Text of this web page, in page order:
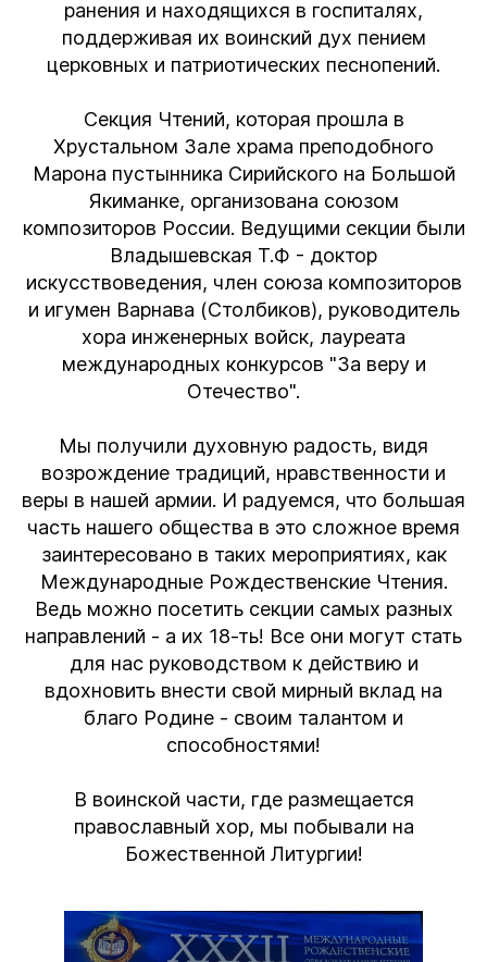
ранения и находящихся в госпиталях,
поддерживая их воинский дух пением
церковных и патриотических песнопений.
Секция Чтений, которая прошла в
Хрустальном Зале храма преподобного
Марона пустынника Сирийского на Большой
Якиманке, организована союзом
композиторов России. Ведущими секции были
Владышевская Т.Ф - доктор
искусствоведения, член союза композиторов
и игумен Варнава (Столбиков), руководитель
хора инженерных войск, лауреата
международных конкурсов "За веру и
Отечество".
Мы получили духовную радость, видя
возрождение традиций, нравственности и
веры в нашей армии. И радуемся, что большая
часть нашего общества в это сложное время
заинтересовано в таких мероприятиях, как
Международные Рождественские Чтения.
Ведь можно посетить секции самых разных
направлений - а их 18-ть! Все они могут стать
для нас руководством к действию и
вдохновить внести свой мирный вклад на
благо Родине - своим талантом и
способностями!
В воинской части, где размещается
православный хор, мы побывали на
Божественной Литургии!